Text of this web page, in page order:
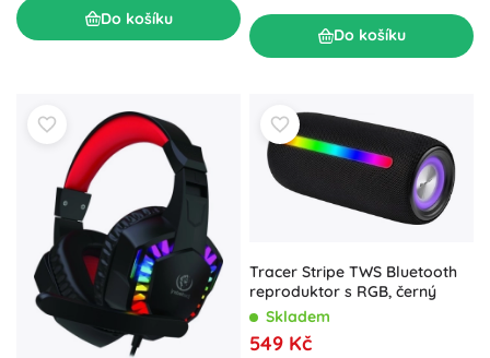
Do košíku
Do košíku
Tracer Stripe TWS Bluetooth
reproduktor s RGB, černý
Skladem
549 Kč